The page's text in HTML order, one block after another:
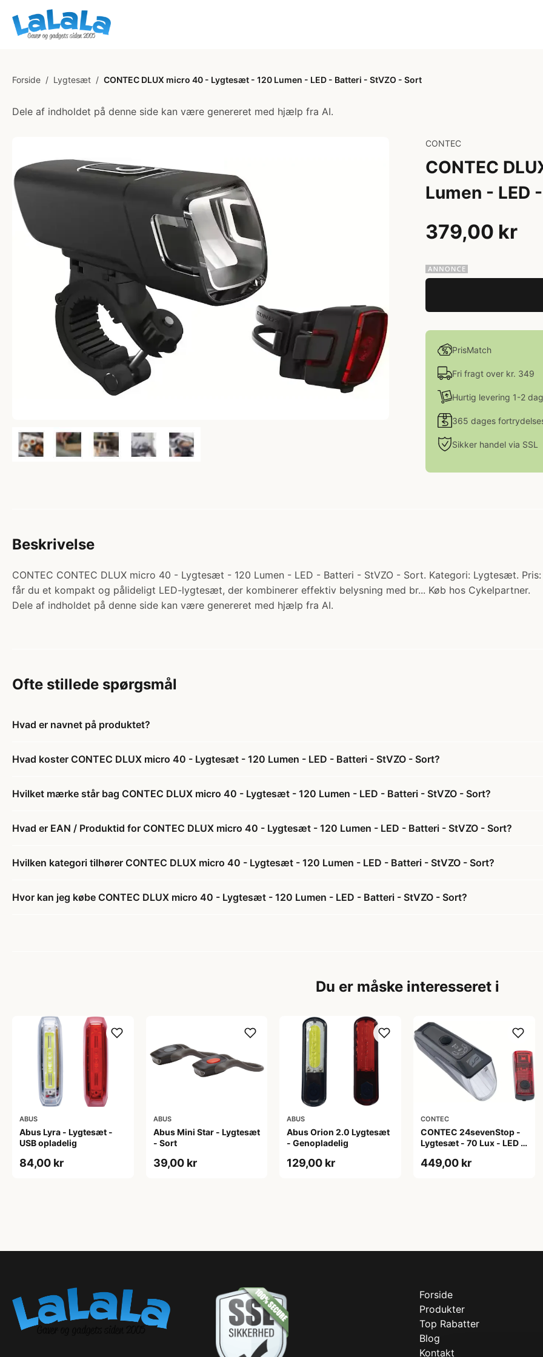
Forside / Lygtesæt / CONTEC DLUX micro 40 - Lygtesæt - 120 Lumen - LED - Batteri - StVZO - Sort
Dele af indholdet på denne side kan være genereret med hjælp fra AI.
CONTEC
CONTEC
Lumen - LED
379,00 kr
PrisMatch
Fri fragt over kr. 349
Hurtig levering 1-2
365 dages
Sikker handel via SSL
Beskrivelse
CONTEC CONTEC DLUX micro 40 - Lygtesæt - 120 Lumen - LED - Batteri - StVZO - Sort. Kategori: Lygtesæt.
får du et kompakt og pålideligt LED-lygtesæt, der kombinerer effektiv belysning med br... Køb hos Cykelpartner.
Dele af indholdet på denne side kan være genereret med hjælp fra AI.
Ofte stillede spørgsmål
Hvad er navnet på produktet?
Hvad koster CONTEC DLUX micro 40 - Lygtesæt - 120 Lumen - LED - Batteri - StVZO - Sort?
Hvilket mærke står bag CONTEC DLUX micro 40 - Lygtesæt - 120 Lumen - LED - Batteri - StVZO - Sort?
Hvad er EAN / Produktid for CONTEC DLUX micro 40 - Lygtesæt - 120 Lumen - LED - Batteri - StVZO - Sort?
Hvilken kategori tilhører CONTEC DLUX micro 40 - Lygtesæt - 120 Lumen - LED - Batteri - StVZO - Sort?
Hvor kan jeg købe CONTEC DLUX micro 40 - Lygtesæt - 120 Lumen - LED - Batteri - StVZO - Sort?
Du er måske interesseret i
ABUS
Abus Lyra - Lygtesæt -
USB opladelig
84,00 kr
ABUS
Abus Mini Star - Lygtesæt
- Sort
39,00 kr
ABUS
Abus Orion 2.0 Lygtesæt
- Genopladelig
129,00 kr
CONTEC
CONTEC 24sevenStop -
Lygtesæt - 70 Lux - LED -
449,00 kr
Forside
Produkter
Top Rabatter
Blog
Kontakt